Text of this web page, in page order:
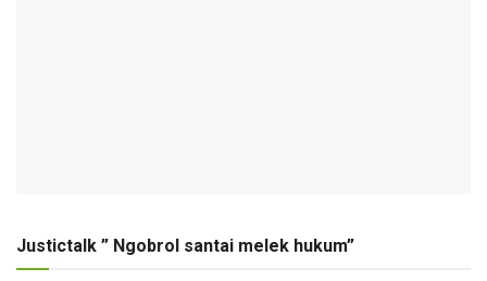
Justictalk ” Ngobrol santai melek hukum”